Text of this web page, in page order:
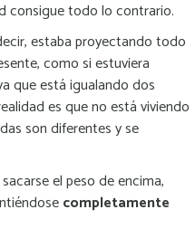
consigue todo lo contrario.
estaba proyectando todo
como si estuviera
que está igualando dos
es que no está viviendo
son diferentes y se
el peso de encima,
completamente